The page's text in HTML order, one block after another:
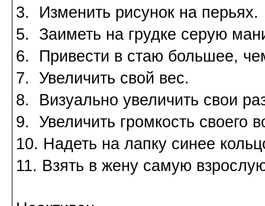
3. Изменить рисунок на перьях.
5. Заиметь на грудке серую
6. Привести в стаю большее,
7. Увеличить свой вес.
8. Визуально увеличить свои
9. Увеличить громкость своего
10. Надеть на лапку синее
11. Взять в жену самую